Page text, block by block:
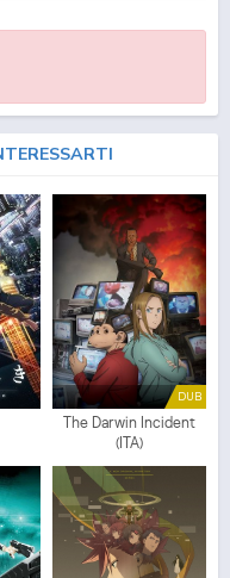
DUB
The Darwin Incident
(ITA)